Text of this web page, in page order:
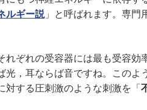
ルギー説」と呼ばれます。専門
れぞれの受容器には最も受容効
，耳ならば音ですね。このよ
対する圧刺激のような刺激を「